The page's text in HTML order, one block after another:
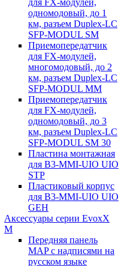
для FX-модулей,
одномодовый, до 1
км, разъем Duplex-LC
SFP-MODUL SM
Приемопередатчик
для FX-модулей,
многомодовый, до 2
км, разъем Duplex-LC
SFP-MODUL MM
Приемопередатчик
для FX-модулей,
одномодовый, до 3
км, разъем Duplex-LC
SFP-MODUL SM 30
Пластина монтажная
для B3-MMI-UIO UIO
STP
Пластиковый корпус
для B3-MMI-UIO UIO
GEH
Аксессуары серии EvoxX
M
Передняя панель
MAP с надписями на
русском языке